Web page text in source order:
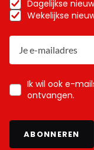
Dagelijkse
Wekelijkse
Ik wil ook e-
ontvangen.
ABONNEREN